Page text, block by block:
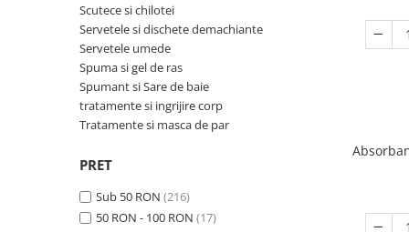
Foarfece bucatarie
Forme prajituri
Frapiere si clesti gheata
Genti termo-izolante
Masini de tocat manuale
Oale si cratite
Oale sub presiune
Folii si pungi alimentare
Inalbitor rufe si apret
Insecticide
Intretinere si cosmetica auto
Manusi unica folosinta
Odorizant camera
Scutece si chilotei
Servetele si dischete demachiante
Servetele umede
Spuma si gel de ras
Spumant si Sare de baie
Scutece si chilotei
Servetele si dischete demachiante
Servetele umede
Spuma si gel de ras
Spumant si Sare de baie
tratamente si ingrijire corp
Tratamente si masca de par
PRET
Sub 50 RON (216)
50 RON - 100 RON (17)